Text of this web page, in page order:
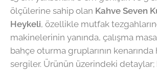
ölçülerine sahip olan Kahve Seven
Heykeli, özellikle mutfak
makinelerinin yanında, çalışma
bahçe oturma gruplarının
sergiler. Ürünün üzerindeki detaylar;